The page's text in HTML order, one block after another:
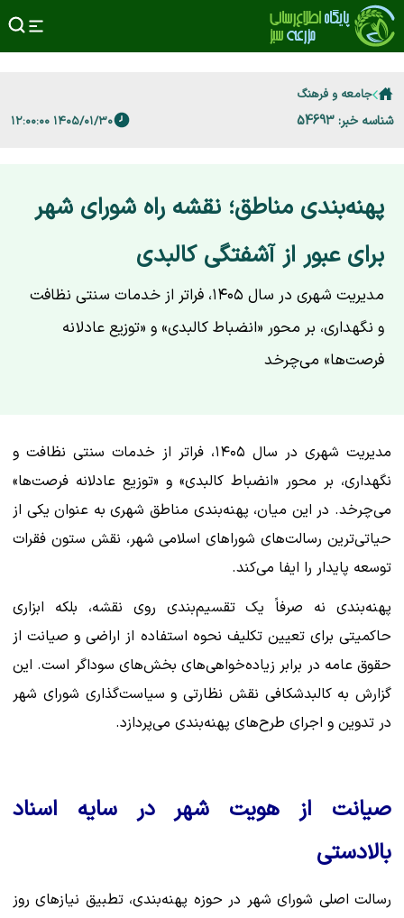
جامعه و فرهنگ
شناسه خبر: 54693 ۱۴۰۵/۰۱/۳۰ ۱۲:۰۰:۰۰
پهنه‌بندی مناطق؛ نقشه راه شورای شهر
برای عبور از آشفتگی کالبدی
مدیریت شهری در سال ۱۴۰۵، فراتر از خدمات سنتی نظافت
و نگهداری، بر محور «انضباط کالبدی» و «توزیع عادلانه
فرصت‌ها» می‌چرخد
مدیریت شهری در سال ۱۴۰۵، فراتر از خدمات سنتی نظافت و
نگهداری، بر محور «انضباط کالبدی» و «توزیع عادلانه فرصت‌ها»
می‌چرخد. در این میان، پهنه‌بندی مناطق شهری به عنوان یکی از
حیاتی‌ترین رسالت‌های شوراهای اسلامی شهر، نقش ستون فقرات
توسعه پایدار را ایفا می‌کند.
پهنه‌بندی نه صرفاً یک تقسیم‌بندی روی نقشه، بلکه ابزاری
حاکمیتی برای تعیین تکلیف نحوه استفاده از اراضی و صیانت از
حقوق عامه در برابر زیاده‌خواهی‌های بخش‌های سوداگر است. این
گزارش به کالبدشکافی نقش نظارتی و سیاست‌گذاری شورای شهر
در تدوین و اجرای طرح‌های پهنه‌بندی می‌پردازد.
صیانت از هویت شهر در سایه اسناد
بالادستی
رسالت اصلی شورای شهر در حوزه پهنه‌بندی، تطبیق نیازهای روز